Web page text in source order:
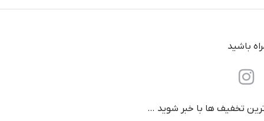
باشید
تخفیف ها با خبر شوید …